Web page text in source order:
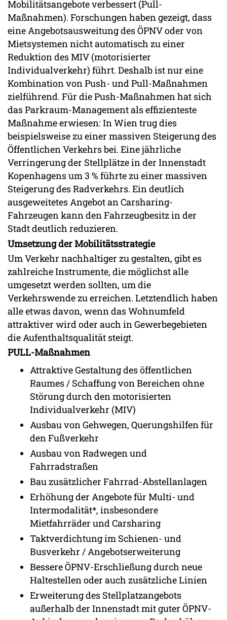
Mobilitätsangebote verbessert (Pull-
Maßnahmen). Forschungen haben gezeigt, dass
eine Angebotsausweitung des ÖPNV oder von
Mietsystemen nicht automatisch zu einer
Reduktion des MIV (motorisierter
Individualverkehr) führt. Deshalb ist nur eine
Kombination von Push- und Pull-Maßnahmen
zielführend. Für die Push-Maßnahmen hat sich
das Parkraum-Management als effizienteste
Maßnahme erwiesen: In Wien trug dies
beispielsweise zu einer massiven Steigerung des
Öffentlichen Verkehrs bei. Eine jährliche
Verringerung der Stellplätze in der Innenstadt
Kopenhagens um 3 % führte zu einer massiven
Steigerung des Radverkehrs. Ein deutlich
ausgeweitetes Angebot an Carsharing-
Fahrzeugen kann den Fahrzeugbesitz in der
Stadt deutlich reduzieren.
Umsetzung der Mobilitätsstrategie
Um Verkehr nachhaltiger zu gestalten, gibt es
zahlreiche Instrumente, die möglichst alle
umgesetzt werden sollten, um die
Verkehrswende zu erreichen. Letztendlich haben
alle etwas davon, wenn das Wohnumfeld
attraktiver wird oder auch in Gewerbegebieten
die Aufenthaltsqualität steigt.
PULL-Maßnahmen
Attraktive Gestaltung des öffentlichen
Raumes / Schaffung von Bereichen ohne
Störung durch den motorisierten
Individualverkehr (MIV)
Ausbau von Gehwegen, Querungshilfen für
den Fußverkehr
Ausbau von Radwegen und
Fahrradstraßen
Bau zusätzlicher Fahrrad-Abstellanlagen
Erhöhung der Angebote für Multi- und
Intermodalität*, insbesondere
Mietfahrräder und Carsharing
Taktverdichtung im Schienen- und
Busverkehr / Angebotserweiterung
Bessere ÖPNV-Erschließung durch neue
Haltestellen oder auch zusätzliche Linien
Erweiterung des Stellplatzangebots
außerhalb der Innenstadt mit guter ÖPNV-